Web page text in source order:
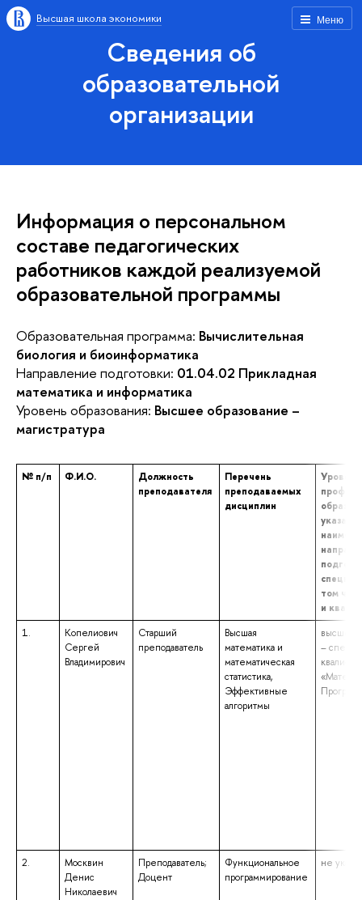
Меню
Высшая школа экономики
Сведения об
образовательной
организации
Информация о персональном
составе педагогических
работников каждой реализуемой
образовательной программы
Образовательная программа: Вычислительная
биология и биоинформатика
Направление подготовки: 01.04.02 Прикладная
математика и информатика
Уровень образования: Высшее образование –
магистратура
№ п/п Ф.И.О.
Должность
преподавателя
Перечень
преподаваемых
дисциплин
том
и
1.
Копелиович
Сергей
Владимирович
Старший
преподаватель
Высшая
математика и
математическая
статистика,
Эффективные
алгоритмы
высшее
–
2.
Москвин
Денис
Николаевич
Преподаватель;
Доцент
Функциональное
программирование
не